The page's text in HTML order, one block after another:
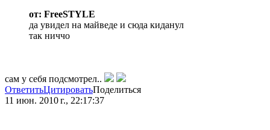
от: FreeSTYLE
да увидел на майведе и сюда киданул
так ниччо
сам у себя подсмотрел..
ОтветитьЦитироватьПоделиться
11 июн. 2010 г., 22:17:37